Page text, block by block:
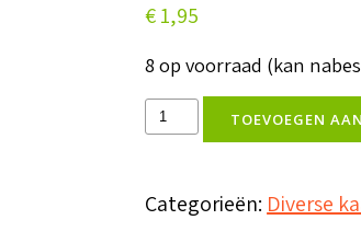
€1,95
8 op voorraad (kan
Enkele
het
TOEVOEGEN
Categorieën: Diverse